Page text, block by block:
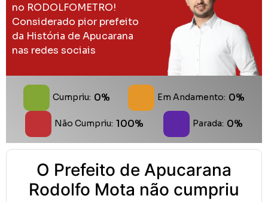
no RODOLFOMETRO!
Considerado pior prefeito
da História de Apucarana
nas redes sociais
Cumpriu: 0% Em Andamento: 0%
Não Cumpriu: 100% Parada: 0%
O Prefeito de Apucarana
Rodolfo Mota não cumpriu